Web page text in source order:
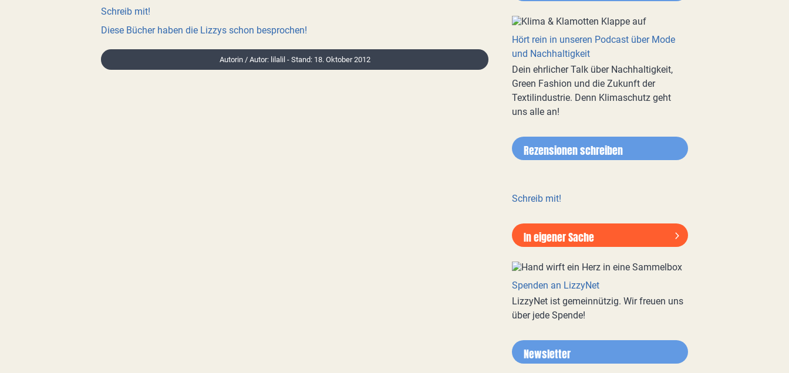
Schreib mit!
Diese Bücher haben die Lizzys schon besprochen!
Autorin / Autor: lilalil - Stand: 18. Oktober 2012
Hört rein in unseren Podcast über Mode
und Nachhaltigkeit
Dein ehrlicher Talk über Nachhaltigkeit,
Green Fashion und die Zukunft der
Textilindustrie. Denn Klimaschutz geht
uns alle an!
Rezensionen schreiben
Schreib mit!
In eigener Sache
Spenden an LizzyNet
LizzyNet ist gemeinnützig. Wir freuen uns
über jede Spende!
Newsletter